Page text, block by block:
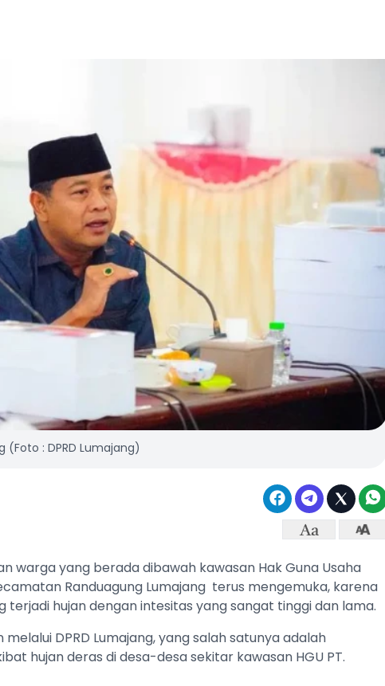
(Foto : DPRD Lumajang)
warga yang berada dibawah kawasan Hak Guna Usaha
Randuagung Lumajang terus mengemuka, karena
hujan dengan intesitas yang sangat tinggi dan lama.
DPRD Lumajang, yang salah satunya adalah
hujan deras di desa-desa sekitar kawasan HGU PT.